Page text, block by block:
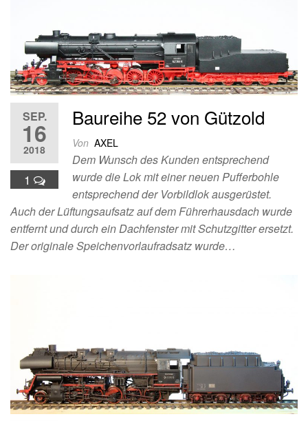
SEP.
16
2018
1
Baureihe 52 von Gützold
Von AXEL
Dem Wunsch des Kunden entsprechend
wurde die Lok mit einer neuen Pufferbohle
entsprechend der Vorbildlok ausgerüstet.
Auch der Lüftungsaufsatz auf dem Führerhausdach wurde
entfernt und durch ein Dachfenster mit Schutzgitter ersetzt.
Der originale Speichenvorlaufradsatz wurde…